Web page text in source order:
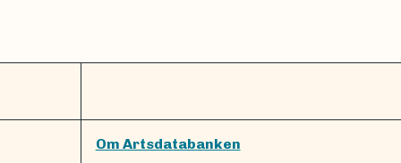
Om Artsdatabanken